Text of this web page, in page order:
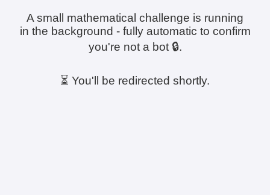
A small mathematical challenge is running
in the background - fully automatic to confirm
you're not a bot 🔒.
⏳ You'll be redirected shortly.